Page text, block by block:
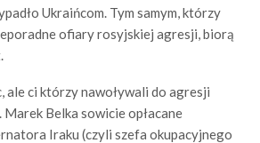
Ukraińcom. Tym samym, którzy
ofiary rosyjskiej agresji, biorą
ale ci którzy nawoływali do agresji
Marek Belka sowicie opłacane
Iraku (czyli szefa okupacyjnego